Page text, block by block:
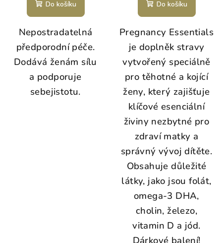
Do košíku
Nepostradatelná
předporodní péče.
Dodává ženám sílu
a podporuje
sebejistotu.
Do košíku
Pregnancy Essentials
je doplněk stravy
vytvořený speciálně
pro těhotné a kojící
ženy, který zajišťuje
klíčové esenciální
živiny nezbytné pro
zdraví matky a
správný vývoj dítěte.
Obsahuje důležité
látky, jako jsou folát,
omega-3 DHA,
cholin, železo,
vitamin D a jód.